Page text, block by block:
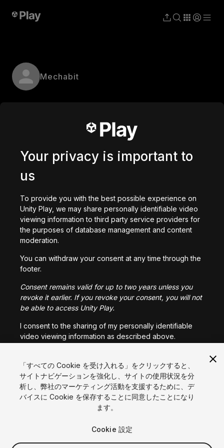
Mechabit
言語
Bahasa Indonesia
Русский Español
「すべての Cookie を受け入れる」をクリックすると、
サイトナビゲーションを強化し、サイトの使用状況を分
析し、弊社のマーケティング活動を支援するために、デ
バイスに Cookie を保存することに同意したことになり
ます。
Cookie 設定
Your privacy is important to
us
To provide you with the best possible experience on
Unity Play, we may share personally identifiable video
viewing information to third party service providers for
the purposes of database management and content
moderation.
You can withdraw your consent at any time through the
footer.
Consent remains valid for up to two years unless you
revoke it earlier. If you revoke your consent, you will not
be able to access Unity Play.
I consent to the sharing of my personally identifiable
video viewing information as described above.
I CONSENT